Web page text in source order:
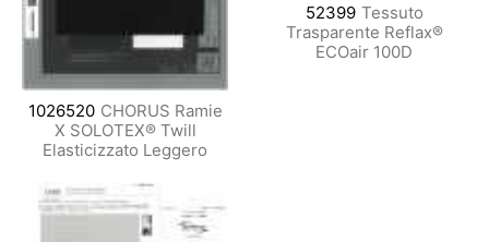
1026520 CHORUS Ramie
X SOLOTEX® Twill
Elasticizzato Leggero
52399 Tessuto
Trasparente Reflax®
ECOair 100D